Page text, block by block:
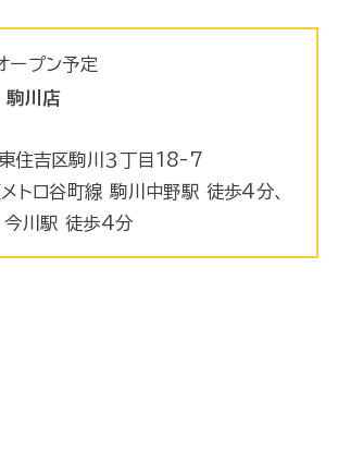
ープン予定
駒川店
住吉区駒川３丁目18-7
メトロ谷町線 駒川中野駅 徒歩4分、
今川駅 徒歩4分